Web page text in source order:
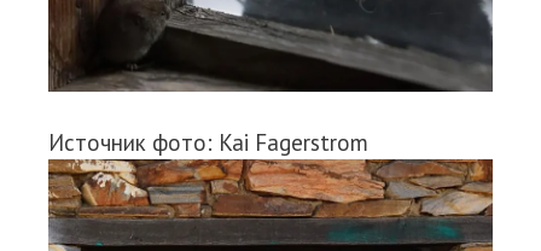
Источник фото: Kai Fagerstrom